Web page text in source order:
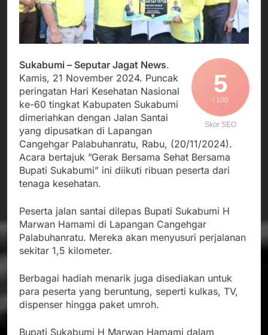
Pengelolaan Sampah
PDIP Tegaskan ASI
adalah Investasi
Peradaban dan Upaya
Cegah Stunting
Agustus 6, 2026
Wujud Kepedulian Polri,
Kapolresta Sumenep
Koordinasikan dan
Korban Kebakaran KMP
Mutiara Sentosa 2 ke
Posko Pusat Tg. Perak
Surabaya
Agustus 5, 2026
SMA Negeri Nyalindung
Sukabumi Diduga
Lakukan Pungutan
melalui Komite Sekolah,
Disorot karena Dinilai
Bertentangan dengan
Edaran Disdik Jabar
Agustus 4, 2026
Ketua Umum FSP
Maritim Indonesia
Bantah Isu Mogok
Nasional TKBM: “Belum
Ada Keputusan Resmi”
Agustus 3, 2026
5
/ 100
Skor SEO
Sukabumi – Seputar Jagat News.
Kamis, 21 November 2024. Puncak
peringatan Hari Kesehatan Nasional
ke-60 tingkat Kabupaten Sukabumi
dimeriahkan dengan Jalan Santai
yang dipusatkan di Lapangan
Cangehgar Palabuhanratu, Rabu, (20/11/2024).
Acara bertajuk ”Gerak Bersama Sehat Bersama
Bupati Sukabumi” ini diikuti ribuan peserta dari
tenaga kesehatan.
Peserta jalan santai dilepas Bupati Sukabumi H
Marwan Hamami di Lapangan Cangehgar
Palabuhanratu. Mereka akan menyusuri perjalanan
sekitar 1,5 kilometer.
Berbagai hadiah menarik juga disediakan untuk
para peserta yang beruntung, seperti kulkas, TV,
dispenser hingga paket umroh.
Bupati Sukabumi H Marwan Hamami dalam